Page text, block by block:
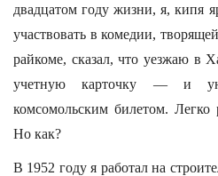
двадцатом году жизни, я, кипя
участвовать в комедии,
райкоме, сказал, что уезжаю в
учетную карточку — и
комсомольским билетом.
Но как?
В 1952 году я работал на